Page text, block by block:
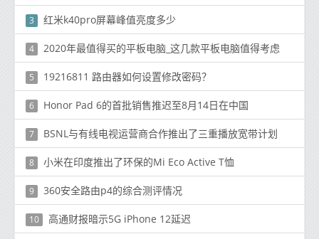
3 红米k40pro屏幕峰值亮度多少
4 2020年最值得买的平板电脑_这几款平板电脑值得考虑
5 19216811 路由器如何设置修改密码？
6 Honor Pad 6的首批销售推迟至8月14日在中国
7 BSNL与有线电视运营商合作推出了三重播放宽带计划
8 小米在印度推出了环保的Mi Eco Active T恤
9 360安全路由p4的综合测评情况
10 高通财报暗示5G iPhone 12延迟